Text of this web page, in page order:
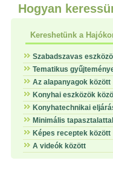
Hogyan
Kereshetünk a
Szabadszavas
Tematikus
Az alapanyagok között
Konyhai eszközök
Konyhatechnikai
Minimális tapasztalattal
Képes receptek között
A videók között